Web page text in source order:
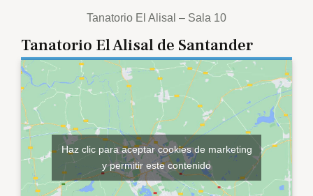
Tanatorio El Alisal – Sala 10
Tanatorio El Alisal de Santander
Haz clic para aceptar cookies de marketing
y permitir este contenido